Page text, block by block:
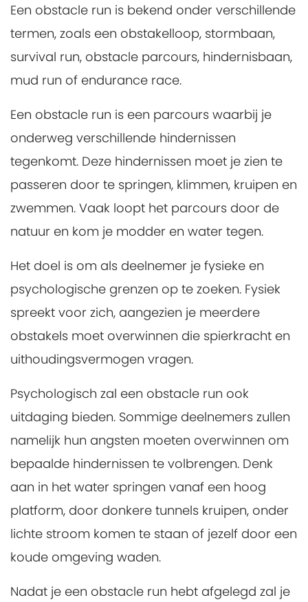
Een obstacle run is bekend onder verschillende
termen, zoals een obstakelloop, stormbaan,
survival run, obstacle parcours, hindernisbaan,
mud run of endurance race.
Een obstacle run is een parcours waarbij je
onderweg verschillende hindernissen
tegenkomt. Deze hindernissen moet je zien te
passeren door te springen, klimmen, kruipen en
zwemmen. Vaak loopt het parcours door de
natuur en kom je modder en water tegen.
Het doel is om als deelnemer je fysieke en
psychologische grenzen op te zoeken. Fysiek
spreekt voor zich, aangezien je meerdere
obstakels moet overwinnen die spierkracht en
uithoudingsvermogen vragen.
Psychologisch zal een obstacle run ook
uitdaging bieden. Sommige deelnemers zullen
namelijk hun angsten moeten overwinnen om
bepaalde hindernissen te volbrengen. Denk
aan in het water springen vanaf een hoog
platform, door donkere tunnels kruipen, onder
lichte stroom komen te staan of jezelf door een
koude omgeving waden.
Nadat je een obstacle run hebt afgelegd zal je